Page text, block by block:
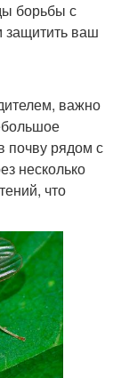
борьбы с
защитить ваш
важно
почву рядом с
несколько
что